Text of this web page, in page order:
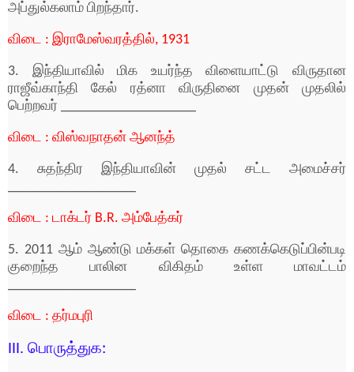
அப்துல்கலாம் பிறந்தார்.
விடை : இராமேஸ்வரத்தில், 1931
3. இந்தியாவில் மிக உயர்ந்த விளையாட்டு விருதான
ராஜீவ்காந்தி கேல் ரத்னா விருதினை முதன் முதலில்
பெற்றவர் ___________________
விடை : விஸ்வநாதன் ஆனந்த்
4. சுதந்திர இந்தியாவின் முதல் சட்ட அமைச்சர்
விடை : டாக்டர் B.R. அம்பேத்கர்
5. 2011 ஆம் ஆண்டு மக்கள் தொகை கணக்கெடுப்பின்படி
குறைந்த பாலின விகிதம் உள்ள மாவட்டம்
விடை : தர்மபுரி
III. பொருத்துக: